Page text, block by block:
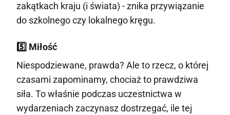
zakątkach kraju (i świata) - znika przywiązanie
do szkolnego czy lokalnego kręgu.
5️⃣ Miłość
Niespodziewane, prawda? Ale to rzecz, o której
czasami zapominamy, chociaż to prawdziwa
siła. To właśnie podczas uczestnictwa w
wydarzeniach zaczynasz dostrzegać, ile tej